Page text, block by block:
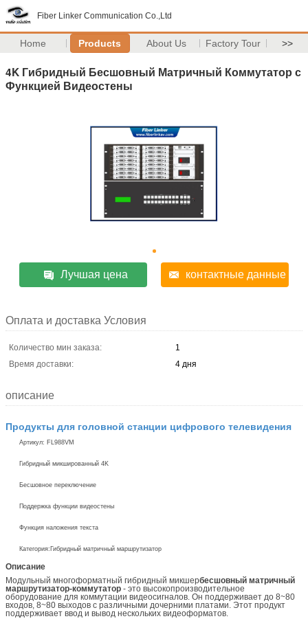
Fiber Linker Communication Co.,Ltd
Home Products About Us Factory Tour >>
4K Гибридный Бесшовный Матричный Коммутатор с
Функцией Видеостены
Лучшая цена контактные данные
Оплата и доставка Условия
Количество мин заказа:
1
Время доставки:
4 дня
описание
Продукты для головной станции цифрового телевидения
Артикул: FL988VM
Гибридный микшированный 4K
Бесшовное переключение
Поддержка функции видеостены
Функция наложения текста
Категория: Гибридный матричный маршрутизатор
Описание
Модульный многоформатный гибридный микшербесшовный матричный
маршрутизатор-коммутатор - это высокопроизводительное
оборудование для коммутации видеосигналов. Он поддерживает до 8~80
входов, 8~80 выходов с различными дочерними платами. Этот продукт
поддерживает ввод и вывод нескольких видеоформатов.